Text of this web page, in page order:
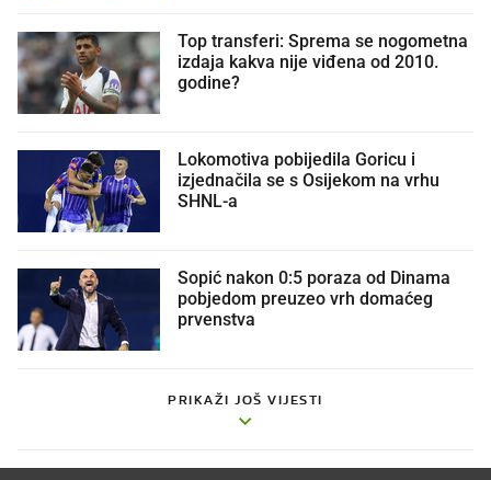
Top transferi: Sprema se nogometna
izdaja kakva nije viđena od 2010.
godine?
Lokomotiva pobijedila Goricu i
izjednačila se s Osijekom na vrhu
SHNL-a
Sopić nakon 0:5 poraza od Dinama
pobjedom preuzeo vrh domaćeg
prvenstva
PRIKAŽI JOŠ VIJESTI